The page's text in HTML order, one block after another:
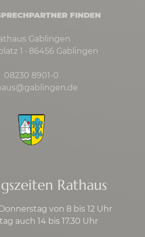
FINDEN
Gablingen
1 · 86456 Gablingen
08230 8901-0
Rathaus
von 8 bis 12 Uhr
auch 14 bis 17.30 Uhr